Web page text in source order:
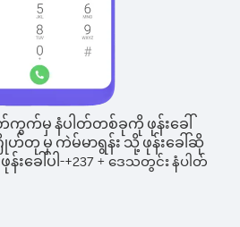
တ်ကွက်မှ နံပါတ်တစ်ခုကို ဖုန်းခေါ်
ြိုဟ်တု မှ ကဲမ်မာရွန်း သို့ ဖုန်းခေါ်ဆို
းခေါ်ပါ-+237+ ဒေသတွင်း နံပါတ်